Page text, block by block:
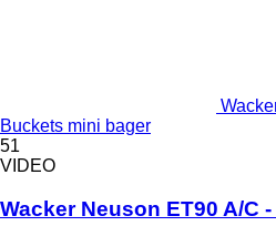
Buckets mini bager
51
VIDEO
Wacker Neuson ET90 A/C